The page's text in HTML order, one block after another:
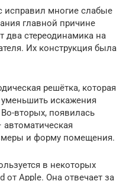
исправил многие слабые
главной причине
два стереодинамика на
Их конструкция была
решётка, которая
искажения
вторых, появилась
автоматическая
и форму помещения.
в некоторых
от Apple. Она отвечает за